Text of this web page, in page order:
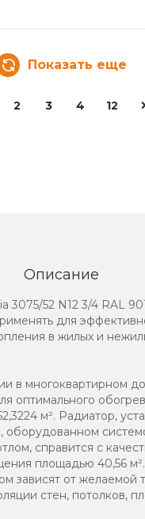
Показать еще
2 3 4 12
Описание
3075/52 N12 3/4 RAL
для
в жилых и
в многоквартирном
оптимального
м². Радиатор,
оборудованном
справится с
площадью 40,56 м².
зависят от желаемой
стен, потолков,